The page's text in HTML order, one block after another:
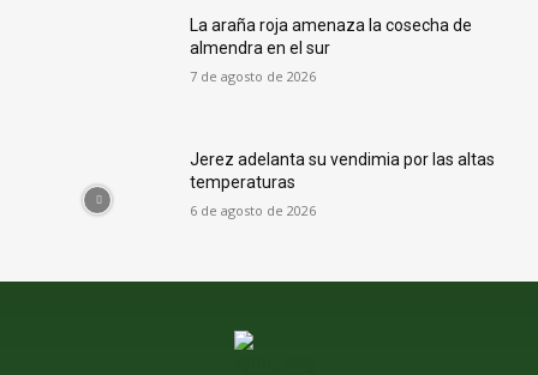
La araña roja amenaza la cosecha de
almendra en el sur
7 de agosto de 2026
Jerez adelanta su vendimia por las altas
temperaturas
6 de agosto de 2026